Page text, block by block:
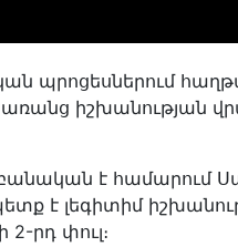
պրոցեսներում
իշխանության
է համարում
է լեգիտիմ
2-րդ փուլ։